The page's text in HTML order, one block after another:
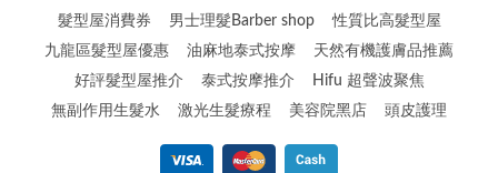
髮型屋消費券
男士理髮Barber shop
性質比高髮型屋
九龍區髮型屋優惠
油麻地泰式按摩
天然有機護膚品推薦
好評髮型屋推介
泰式按摩推介
Hifu 超聲波聚焦
無副作用生髮水
激光生髮療程 美容院黑店 頭皮護理